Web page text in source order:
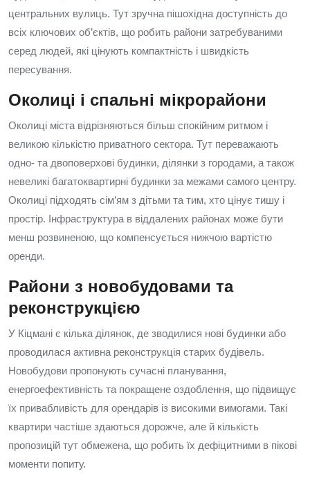
центральних вулиць. Тут зручна пішохідна доступність до
всіх ключових об’єктів, що робить райони затребуваними
серед людей, які цінують компактність і швидкість
пересування.
Околиці і спальні мікрорайони
Околиці міста відрізняються більш спокійним ритмом і
великою кількістю приватного сектора. Тут переважають
одно- та двоповерхові будинки, ділянки з городами, а також
невеликі багатоквартирні будинки за межами самого центру.
Околиці підходять сім’ям з дітьми та тим, хто цінує тишу і
простір. Інфраструктура в віддалених районах може бути
менш розвиненою, що компенсується нижчою вартістю
оренди.
Райони з новобудовами та
реконструкцією
У Кіцмані є кілька ділянок, де зводилися нові будинки або
проводилася активна реконструкція старих будівель.
Новобудови пропонують сучасні планування,
енергоефективність та покращене оздоблення, що підвищує
їх привабливість для орендарів із високими вимогами. Такі
квартири частіше здаються дорожче, але й кількість
пропозицій тут обмежена, що робить їх дефіцитними в пікові
моменти попиту.